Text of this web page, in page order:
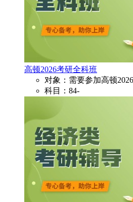
高顿2026考研全科班
对象：需要参加高顿
科目：84-